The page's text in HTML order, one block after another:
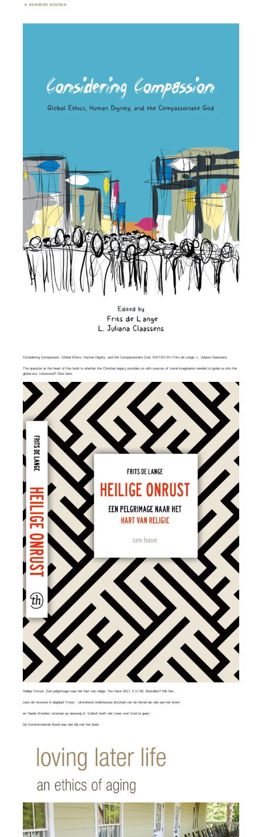
EERDERE BOEKEN
Considering Compassion. Global Ethics, Human Dignity, and the Compassionate God. EDITED BY Frits de Lange, L. Juliana Claassens
The question at the heart of this book is whether the Christian legacy provides us with sources of moral imagination needed to guide us into the
global era. Interested? Clickhere
Heilige Onrust. Een pelgrimage naar het hart van religie. Ten Have 2017, € 17.90. Bestellen?Klik hier.
Leesde recensie in dagblad Trouw: ‘uitstekend onderbouwd afscheid van de hemel als ode aan het leven’
enTaede Smedes’ recensieop nieuwwij.nl: ‘Geloof hoeft niet meer over God te gaan.’
De Gereformeerde Bond wasniet blij met het boek.